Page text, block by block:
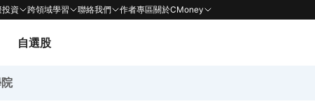
投資 跨領域學習 聯絡我們 作者專區關於CMoney
自選股